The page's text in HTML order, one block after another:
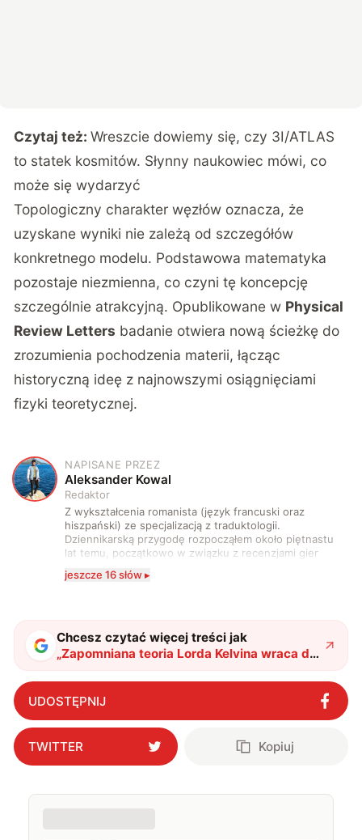
Czytaj też:Wreszcie dowiemy się, czy 3I/ATLAS
to statek kosmitów. Słynny naukowiec mówi, co
może się wydarzyć
Topologiczny charakter węzłów oznacza, że
uzyskane wyniki nie zależą od szczegółów
konkretnego modelu. Podstawowa matematyka
pozostaje niezmienna, co czyni tę koncepcję
szczególnie atrakcyjną. Opublikowane w Physical
Review Letters badanie otwiera nową ścieżkę do
zrozumienia pochodzenia materii, łącząc
historyczną ideę z najnowszymi osiągnięciami
fizyki teoretycznej.
A
NAPISANE PRZEZ
Aleksander Kowal
Redaktor
Z wykształcenia romanista (język francuski oraz
hiszpański) ze specjalizacją z traduktologii.
Dziennikarską przygodę rozpocząłem około piętnastu
lat temu, początkowo w związku z recenzjami gier
komputerowych i filmów. Obecnie publikuję
zdecydowanie częściej na tematy związane z nauką
także uprawiać oraz oglądać sport.
jeszcze 16 słów ▸
Chcesz czytać więcej treści jak
„Zapomniana teoria Lorda Kelvina wraca do
gry. Japońscy naukowcy znaleźli
zaskakującą odpowiedź"?
UDOSTĘPNIJ
TWITTER Kopiuj